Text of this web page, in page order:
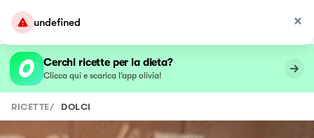
undefined
Cerchi ricette per la dieta?
Clicca qui e scarica l’app olivia!
RICETTE/ DOLCI